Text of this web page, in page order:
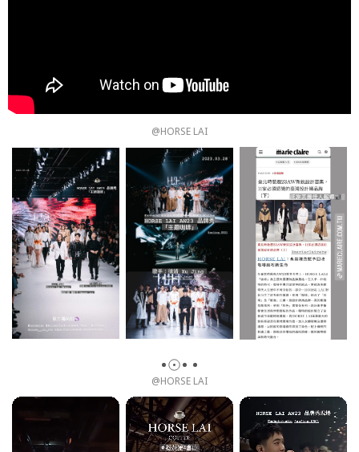
@HORSE LAI
@HORSE LAI